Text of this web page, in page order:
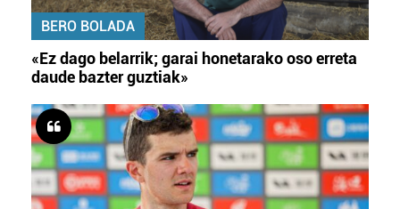
BERO BOLADA
«Ez dago belarrik; garai honetarako oso erreta
daude bazter guztiak»